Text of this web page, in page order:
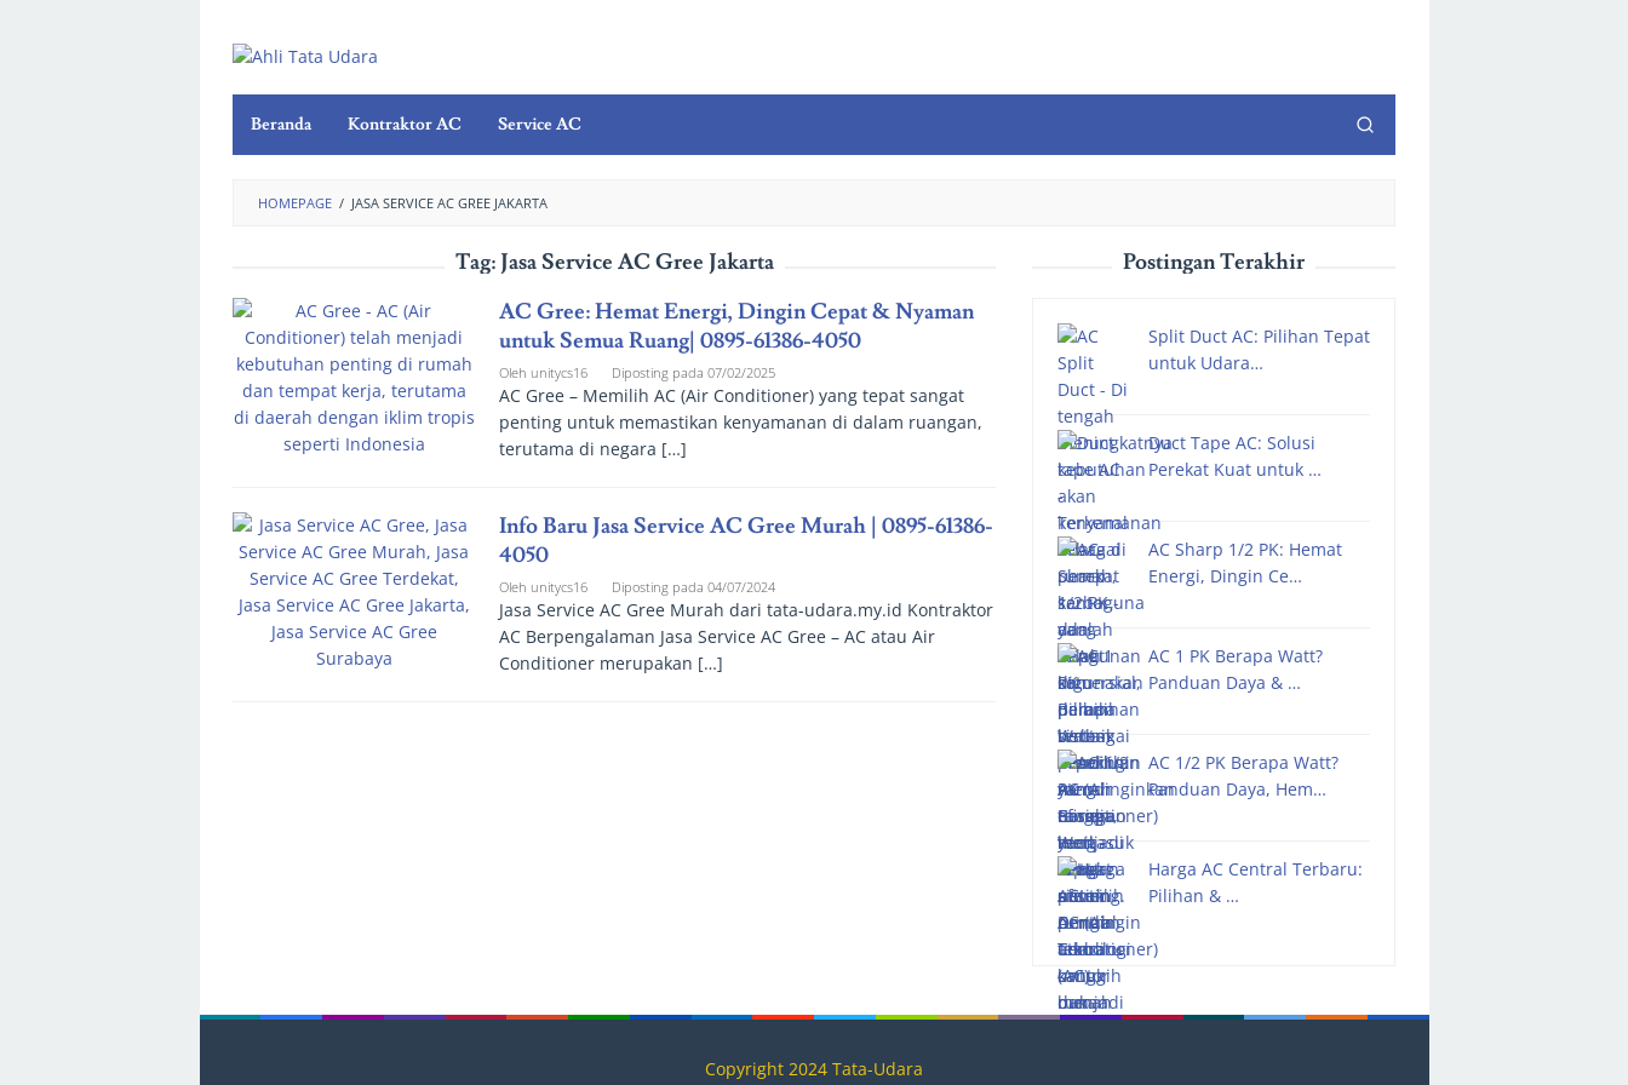
Beranda Kontraktor AC Service AC
HOMEPAGE / JASA SERVICE AC GREE JAKARTA
Tag: Jasa Service AC Gree Jakarta
AC Gree: Hemat Energi, Dingin Cepat & Nyaman
untuk Semua Ruang| 0895-61386-4050
Oleh unitycs16 Diposting pada 07/02/2025
AC Gree – Memilih AC (Air Conditioner) yang tepat sangat
penting untuk memastikan kenyamanan di dalam ruangan,
terutama di negara […]
Info Baru Jasa Service AC Gree Murah | 0895-61386-
4050
Oleh unitycs16 Diposting pada 04/07/2024
Jasa Service AC Gree Murah dari tata-udara.my.id Kontraktor
AC Berpengalaman Jasa Service AC Gree – AC atau Air
Conditioner merupakan […]
Postingan Terakhir
Split Duct AC: Pilihan Tepat
untuk Udara…
Duct Tape AC: Solusi
Perekat Kuat untuk …
AC Sharp 1/2 PK: Hemat
Energi, Dingin Ce…
AC 1 PK Berapa Watt?
Panduan Daya & …
AC 1/2 PK Berapa Watt?
Panduan Daya, Hem…
Harga AC Central Terbaru:
Pilihan & …
Copyright 2024 Tata-Udara